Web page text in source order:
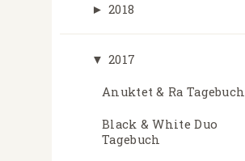
► 2018
▼ 2017
Anuktet & Ra Tagebuch
Black & White Duo
Tagebuch